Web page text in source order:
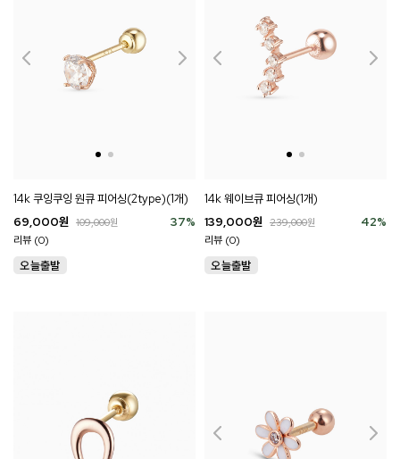
14k 쿠잉쿠잉 원큐 피어싱(2type)(1개)
37%
69,000원 109,000원
리뷰 (0)
14k 웨이브큐 피어싱(1개)
42%
139,000원 239,000원
리뷰 (0)